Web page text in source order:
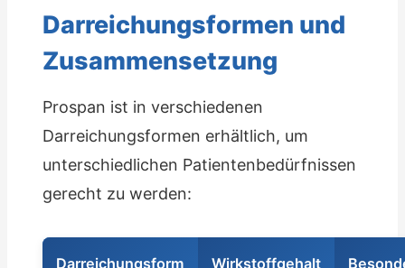
Darreichungsformen und
Zusammensetzung
Prospan ist in verschiedenen
Darreichungsformen erhältlich, um
unterschiedlichen Patientenbedürfnissen
gerecht zu werden:
Darreichungsform Wirkstoffgehalt